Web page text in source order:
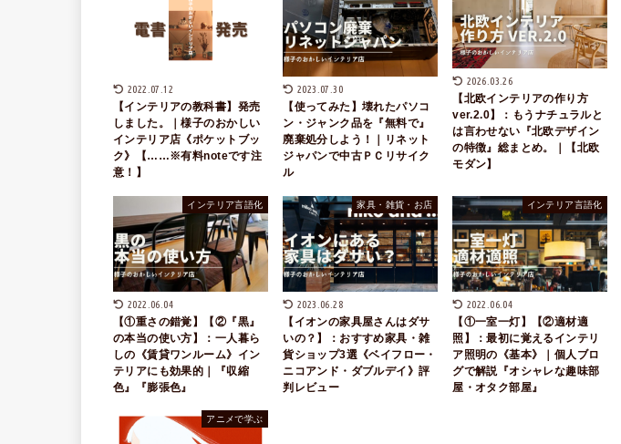
2022.07.12
【インテリアの教科書】発売
しました。｜様子のおかしい
インテリア店《ポケットブッ
ク》【……※有料noteです注
意！】
2023.07.30
【使ってみた】壊れたパソコ
ン・ジャンク品を『無料で』
廃棄処分しよう！｜リネット
ジャパンで中古ＰＣリサイク
ル
2026.03.26
【北欧インテリアの作り方
ver.2.0】：もうナチュラルと
は言わせない『北欧デザイン
の特徴』総まとめ。｜【北欧
モダン】
インテリア言語化
2022.06.04
【①重さの錯覚】【②『黒』
の本当の使い方】：一人暮ら
しの《賃貸ワンルーム》イン
テリアにも効果的｜『収縮
色』『膨張色』
家具・雑貨・お店
2023.06.28
【イオンの家具屋さんはダサ
いの？】：おすすめ家具・雑
貨ショップ3選《ベイフロー・
ニコアンド・ダブルデイ》評
判レビュー
インテリア言語化
2022.06.04
【①一室一灯】【②適材適
照】：最初に覚えるインテリ
ア照明の《基本》｜個人ブロ
グで解説『オシャレな趣味部
屋・オタク部屋』
アニメで学ぶ